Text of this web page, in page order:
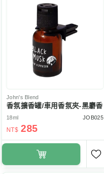
John's Blend
香氛擴香罐/車用香氛夾-黑麝香
18ml JOB025
NT$ 285